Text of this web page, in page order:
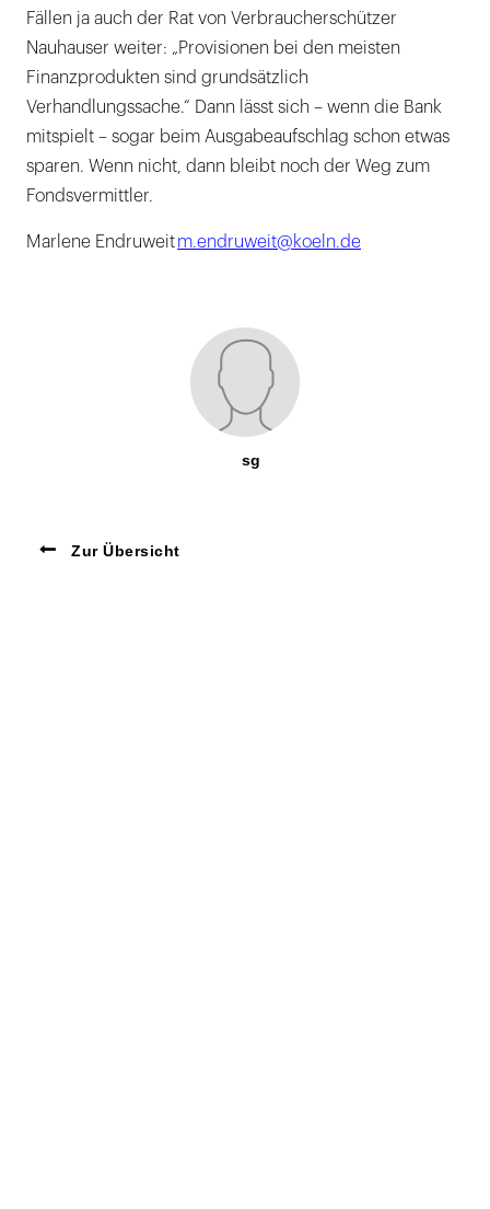
Fällen ja auch der Rat von Verbraucherschützer
Nauhauser weiter: „Provisionen bei den meisten
Finanzprodukten sind grundsätzlich
Verhandlungssache.“ Dann lässt sich – wenn die Bank
mitspielt – sogar beim Ausgabeaufschlag schon etwas
sparen. Wenn nicht, dann bleibt noch der Weg zum
Fondsvermittler.
Marlene Endruweitm.endruweit@koeln.de
sg
Zur Übersicht